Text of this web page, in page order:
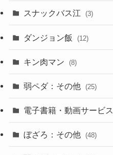
スナックバス江 (3)
ダンジョン飯 (12)
キン肉マン (8)
弱ペダ：その他 (25)
電子書籍・動画サービス
ぼざろ：その他 (48)